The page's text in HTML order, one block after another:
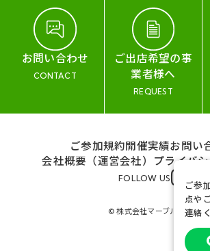
お問い合わせ
CONTACT
ご出店希望の事
業者様へ
REQUEST
ご参加規約開催実績お問い
会社概要（運営会社） プライバシ
FOLLOW US
© 株式会社マーブル&コー
ご参
点や
連絡